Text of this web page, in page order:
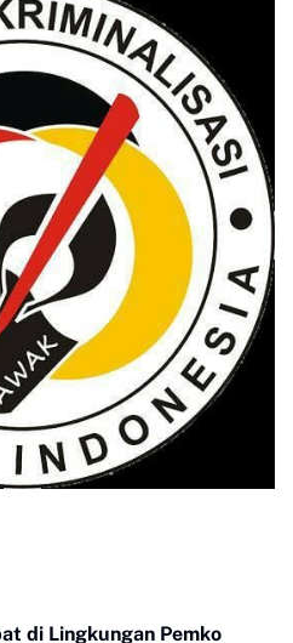
di Lingkungan Pemko